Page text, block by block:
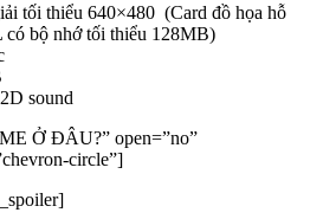
tối thiểu 640×480 (Card đồ họa hỗ
bộ nhớ tối thiểu 128MB)
sound
Ở ĐÂU?” open=”no”
circle”]